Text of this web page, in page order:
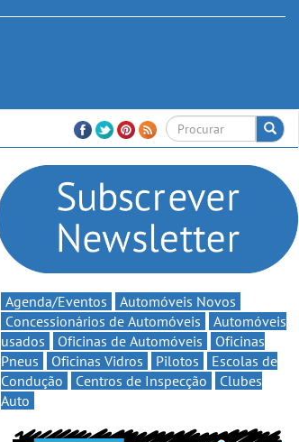
Agenda/Eventos
Automóveis Novos
Concessionários de Automóveis
Automóveis
usados
Oficinas de Automóveis
Oficinas
Pneus
Oficinas Vidros Pilotos
Escolas de
Condução
Centros de Inspecção
Clubes
Auto